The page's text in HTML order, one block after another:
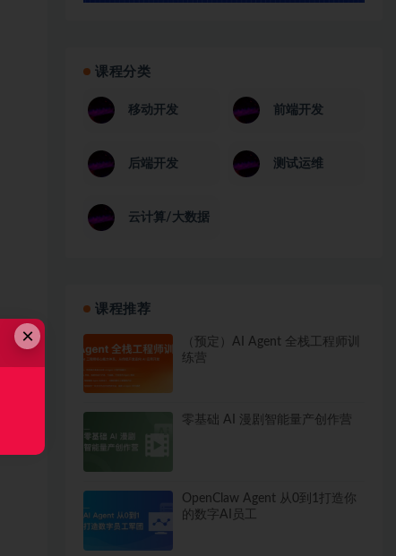
课程分类
移动开发 前端开发
后端开发 测试运维
云计算/大数据
课程推荐
（预定）AI Agent 全栈工程师训
练营
零基础 AI 漫剧智能量产创作营
OpenClaw Agent 从0到1打造你
的数字AI员工
×